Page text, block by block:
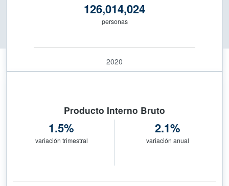
126,014,024
personas
2020
Producto Interno Bruto
1.5%
variación trimestral
2.1%
variación anual